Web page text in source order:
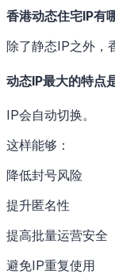
香港动态住宅IP有
除了静态IP之外，
动态IP最大的特点
IP会自动切换。
这样能够：
降低封号风险
提升匿名性
提高批量运营安全
避免IP重复使用